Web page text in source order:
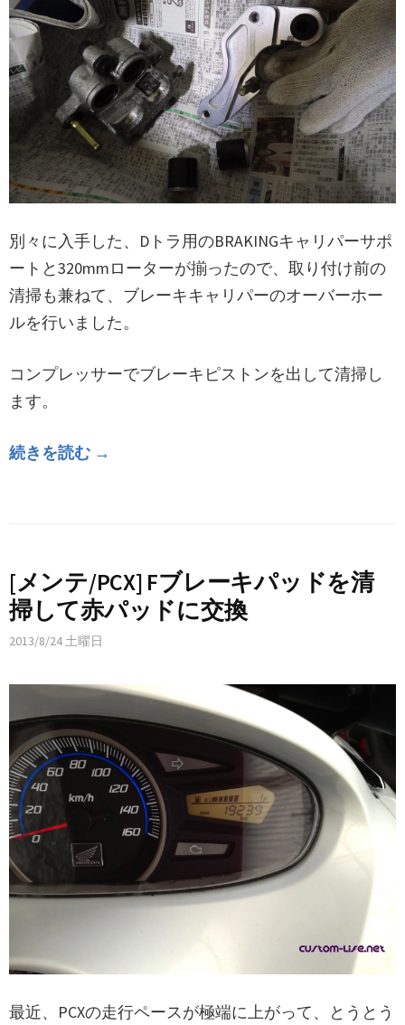
別々に入手した、Dトラ用のBRAKINGキャリパーサポ
ートと320mmローターが揃ったので、取り付け前の
清掃も兼ねて、ブレーキキャリパーのオーバーホー
ルを行いました。
コンプレッサーでブレーキピストンを出して清掃し
ます。
続きを読む →
[メンテ/PCX] Fブレーキパッドを清
掃して赤パッドに交換
2013/8/24 土曜日
最近、PCXの走行ペースが極端に上がって、とうとう